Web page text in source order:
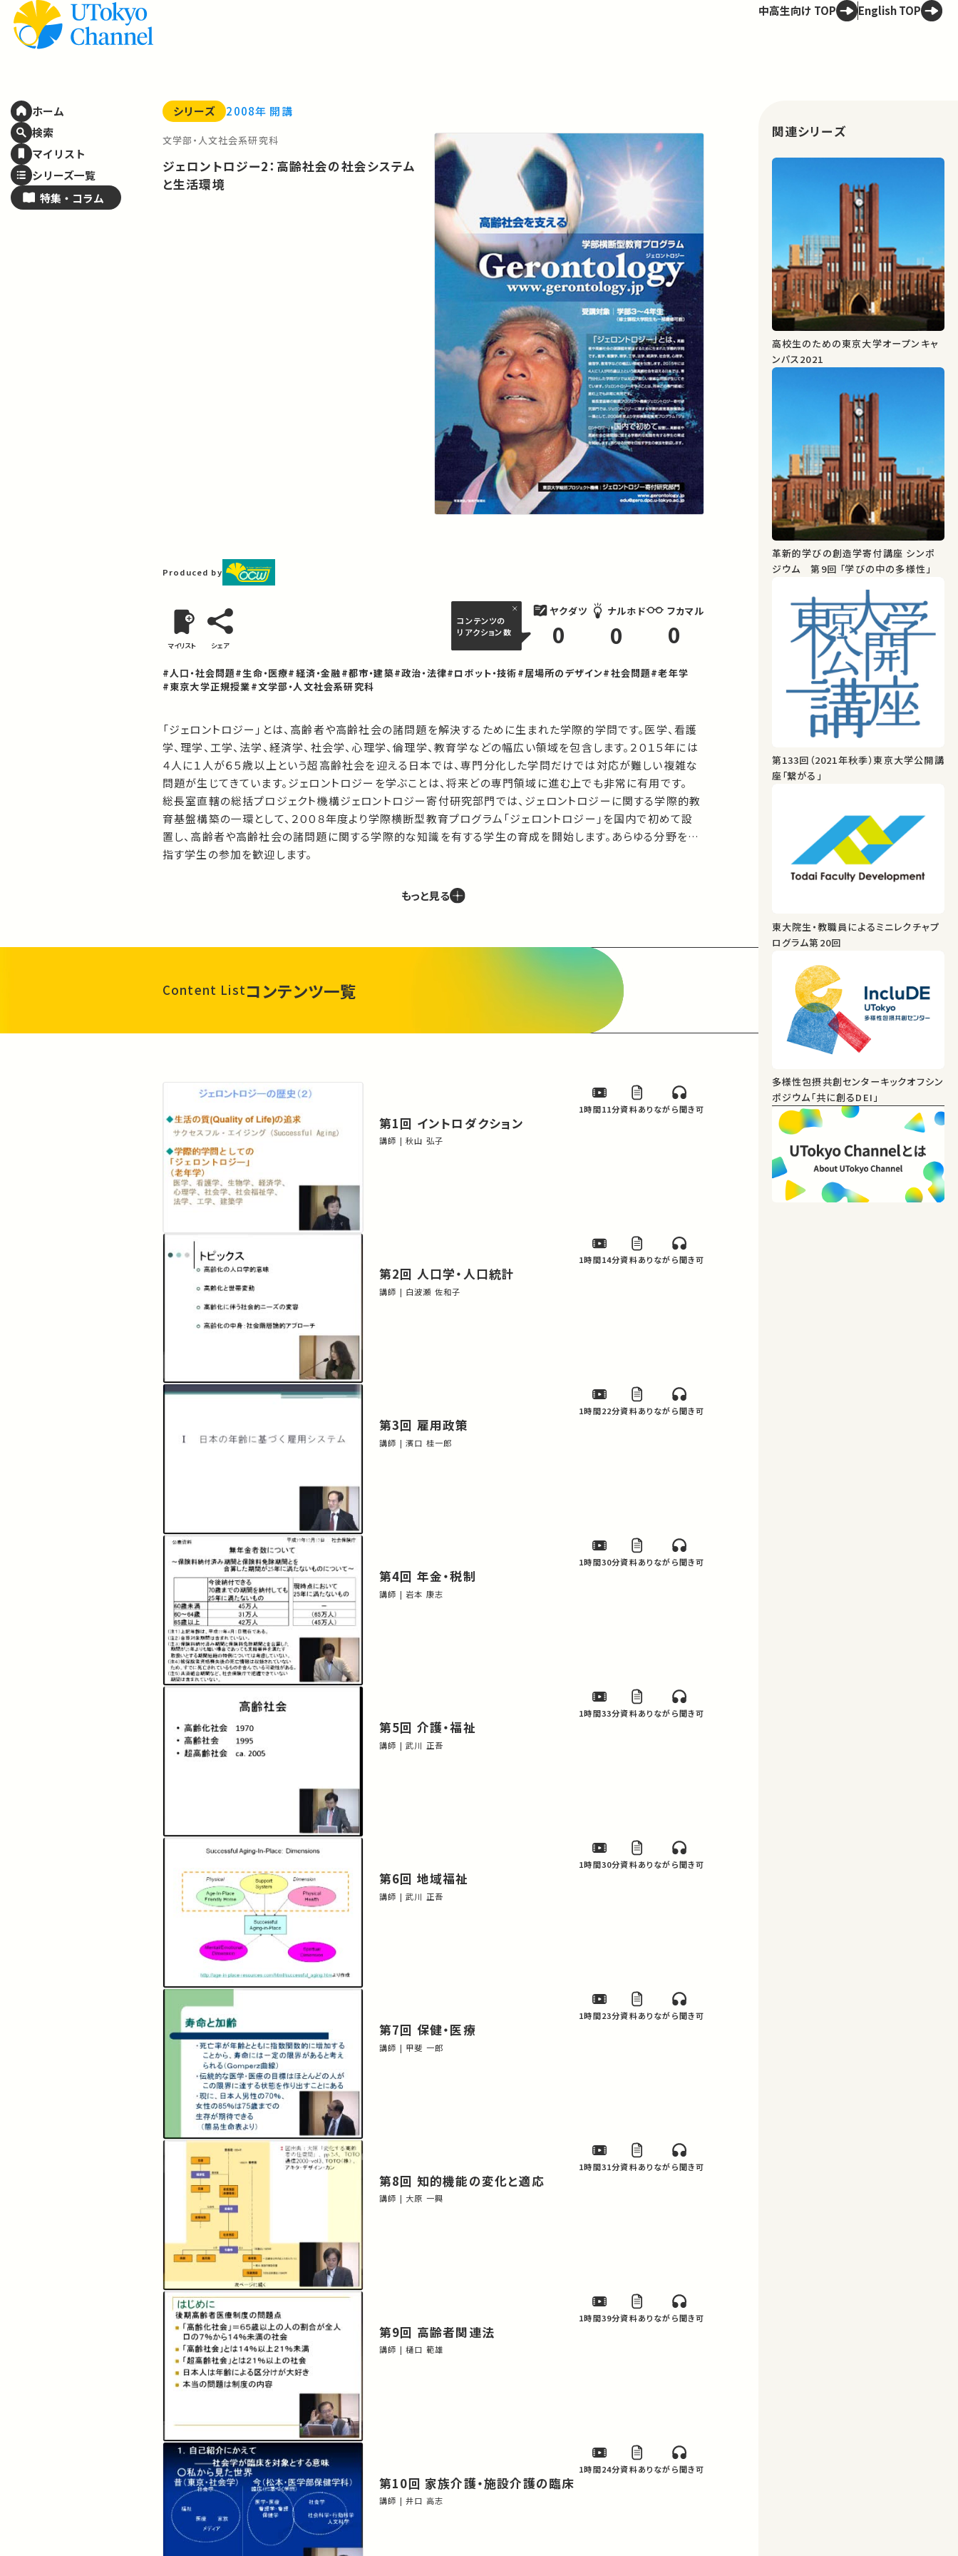
ホーム
検索
マイリスト
シリーズ一覧
特集・ コラム
中高生向け TOP English TOP
シリーズ 2008年 開講
文学部・人文社会系研究科
ジェロントロジー2：高齢社会の社会システム
と生活環境
Produced by
マイリスト シェア
コンテンツの
リアクション数
ヤクダツ
0
ナルホド
0
フカマル
0
#人口・社会問題#生命・医療#経済・金融#都市・建築#政治・法律#ロボット・技術#居場所のデザイン#社会問題#老年学
#東京大学正規授業#文学部・人文社会系研究科
「ジェロントロジー」とは、高齢者や高齢社会の諸問題を解決するために生まれた学際的学問です。医学、看護
学、理学、工学、法学、経済学、社会学、心理学、倫理学、教育学などの幅広い領域を包含します。２０１５年には
４人に１人が６５歳以上という超高齢社会を迎える日本では、専門分化した学問だけでは対応が難しい複雑な
問題が生じてきています。ジェロントロジーを学ぶことは、将来どの専門領域に進む上でも非常に有用です。
総長室直轄の総括プロジェクト機構ジェロントロジー寄付研究部門では、ジェロントロジーに関する学際的教
育基盤構築の一環として、２００８年度より学際横断型教育プログラム「ジェロントロジー」を国内で初めて設
置し、高齢者や高齢社会の諸問題に関する学際的な知識を有する学生の育成を開始します。あらゆる分野を目
指す学生の参加を歓迎します。
もっと見る
Content Listコンテンツ一覧
1時間11分資料ありながら聞き可
第1回 イントロダクション
講師 | 秋山 弘子
1時間14分資料ありながら聞き可
第2回 人口学・人口統計
講師 | 白波瀬 佐和子
1時間22分資料ありながら聞き可
第3回 雇用政策
講師 | 濱口 桂一郎
1時間30分資料ありながら聞き可
第4回 年金・税制
講師 | 岩本 康志
1時間33分資料ありながら聞き可
第5回 介護・福祉
講師 | 武川 正吾
1時間30分資料ありながら聞き可
第6回 地域福祉
講師 | 武川 正吾
1時間23分資料ありながら聞き可
第7回 保健・医療
講師 | 甲斐 一郎
1時間31分資料ありながら聞き可
第8回 知的機能の変化と適応
講師 | 大原 一興
1時間39分資料ありながら聞き可
第9回 高齢者関連法
講師 | 樋口 範雄
1時間24分資料ありながら聞き可
第10回 家族介護・施設介護の臨床
講師 | 井口 高志
関連シリーズ
高校生のための東京大学オープンキャ
ンパス2021
革新的学びの創造学寄付講座 シンポ
ジウム 第9回 「学びの中の多様性」
第133回（2021年秋季）東京大学公開講
座「繋がる」
東大院生・教職員によるミニレクチャプ
ログラム第20回
多様性包摂共創センターキックオフシン
ポジウム「共に創るDEI」